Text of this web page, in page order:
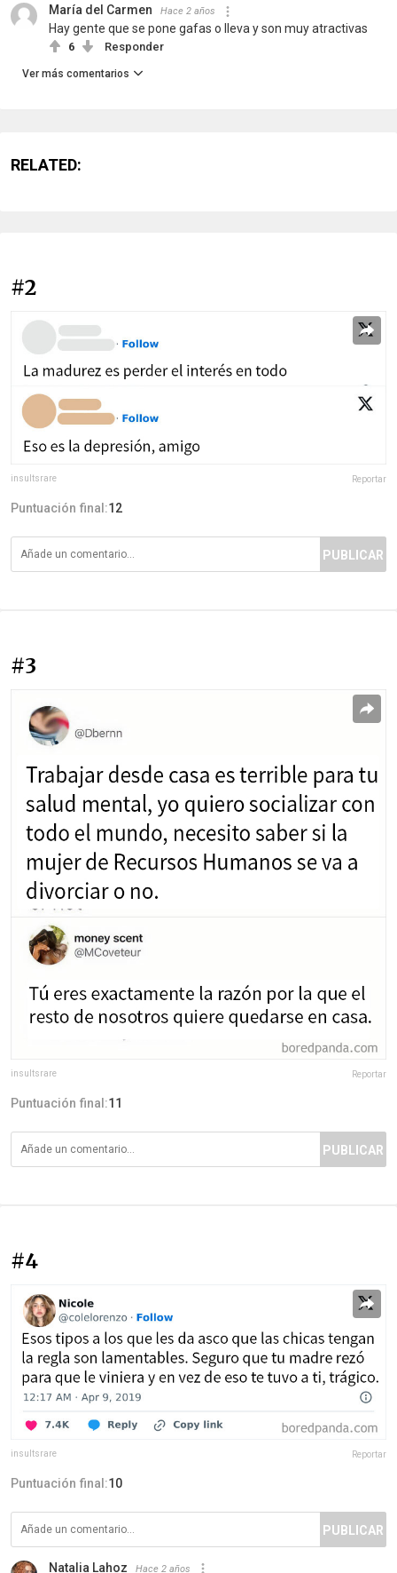
María del Carmen Hace 2 años
Hay gente que se pone gafas o lleva y son muy atractivas
6 Responder
Ver más comentarios
RELATED:
#2
insultsrare Reportar
Puntuación final:12
PUBLICAR
#3
insultsrare Reportar
Puntuación final:11
PUBLICAR
#4
insultsrare Reportar
Puntuación final:10
PUBLICAR
Natalia Lahoz Hace 2 años